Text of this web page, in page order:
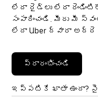
లేదా రైడ్‌లు లేదా
సంపాదించండి. మీరు మీ
లేదా Uber ద్వారా అద్దె
ప్రారంభించండి
ఇప్పటికే ఖాతా ఉందా?